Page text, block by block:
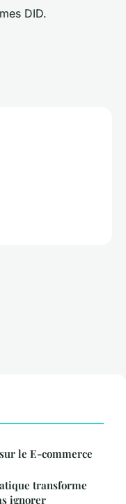
DID.
le E-commerce
transforme
ignorer